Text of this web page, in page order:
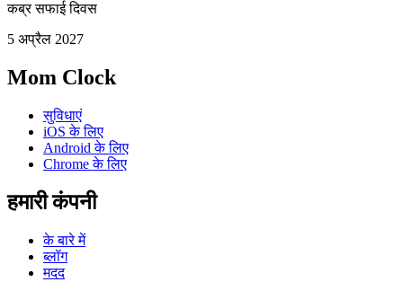
कब्र सफाई दिवस
5 अप्रैल 2027
Mom Clock
सुविधाएं
iOS के लिए
Android के लिए
Chrome के लिए
हमारी कंपनी
के बारे में
ब्लॉग
मदद